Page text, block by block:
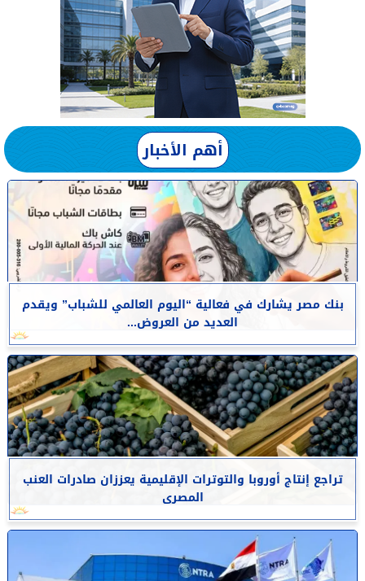
أهم الأخبار
بنك مصر يشارك في فعالية “اليوم العالمي للشباب” ويقدم
العديد من العروض...
تراجع إنتاج أوروبا والتوترات الإقليمية يعززان صادرات العنب
المصرى